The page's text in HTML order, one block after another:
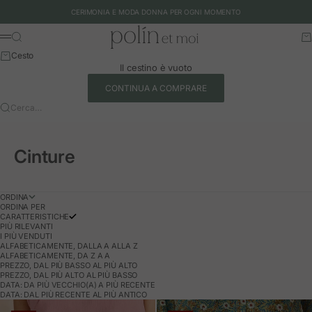
CERIMONIA E MODA DONNA PER OGNI MOMENTO
Polín et moi - EU
Menu
Cerca
Cesto
Il cestino è vuoto
CONTINUA A COMPRARE
Cerca…
Cinture
ORDINA
ORDINA PER
CARATTERISTICHE
PIÙ RILEVANTI
I PIÙ VENDUTI
ALFABETICAMENTE, DALLA A ALLA Z
ALFABETICAMENTE, DA Z A A
PREZZO, DAL PIÙ BASSO AL PIÙ ALTO
PREZZO, DAL PIÙ ALTO AL PIÙ BASSO
DATA: DA PIÙ VECCHIO(A) A PIÙ RECENTE
DATA: DAL PIÙ RECENTE AL PIÙ ANTICO